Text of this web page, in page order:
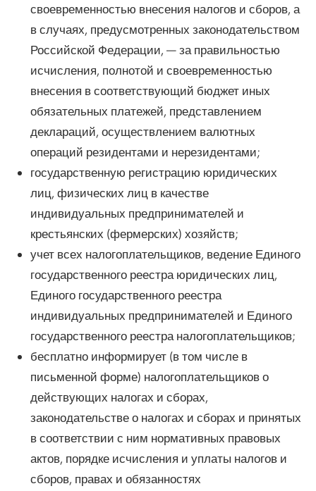
своевременностью внесения налогов и сборов, а
в случаях, предусмотренных законодательством
Российской Федерации, — за правильностью
исчисления, полнотой и своевременностью
внесения в соответствующий бюджет иных
обязательных платежей, представлением
деклараций, осуществлением валютных
операций резидентами и нерезидентами;
государственную регистрацию юридических
лиц, физических лиц в качестве
индивидуальных предпринимателей и
крестьянских (фермерских) хозяйств;
учет всех налогоплательщиков, ведение Единого
государственного реестра юридических лиц,
Единого государственного реестра
индивидуальных предпринимателей и Единого
государственного реестра налогоплательщиков;
бесплатно информирует (в том числе в
письменной форме) налогоплательщиков о
действующих налогах и сборах,
законодательстве о налогах и сборах и принятых
в соответствии с ним нормативных правовых
актов, порядке исчисления и уплаты налогов и
сборов, правах и обязанностях